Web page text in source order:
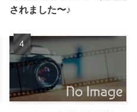
されました〜♪